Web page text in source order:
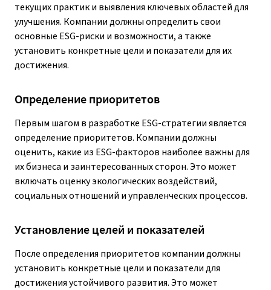
текущих практик и выявления ключевых областей для
улучшения. Компании должны определить свои
основные ESG-риски и возможности, а также
установить конкретные цели и показатели для их
достижения.
Определение приоритетов
Первым шагом в разработке ESG-стратегии является
определение приоритетов. Компании должны
оценить, какие из ESG-факторов наиболее важны для
их бизнеса и заинтересованных сторон. Это может
включать оценку экологических воздействий,
социальных отношений и управленческих процессов.
Установление целей и показателей
После определения приоритетов компании должны
установить конкретные цели и показатели для
достижения устойчивого развития. Это может